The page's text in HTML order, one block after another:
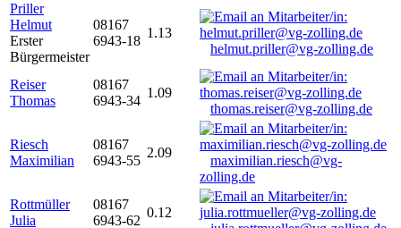
Priller
Helmut
Erster
Bürgermeister
08167
6943-18
1.13
helmut.priller@vg-zolling.de
Reiser
Thomas
08167
6943-34
1.09
thomas.reiser@vg-zolling.de
Riesch
Maximilian
08167
6943-55
2.09
maximilian.riesch@vg-
zolling.de
Rottmüller
Julia
08167
6943-62
0.12